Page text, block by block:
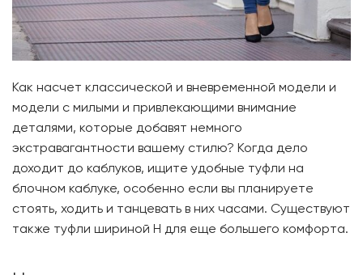
Как насчет классической и вневременной модели и
модели с милыми и привлекающими внимание
деталями, которые добавят немного
экстравагантности вашему стилю? Когда дело
доходит до каблуков, ищите удобные туфли на
блочном каблуке, особенно если вы планируете
стоять, ходить и танцевать в них часами. Существуют
также туфли шириной H для еще большего комфорта.